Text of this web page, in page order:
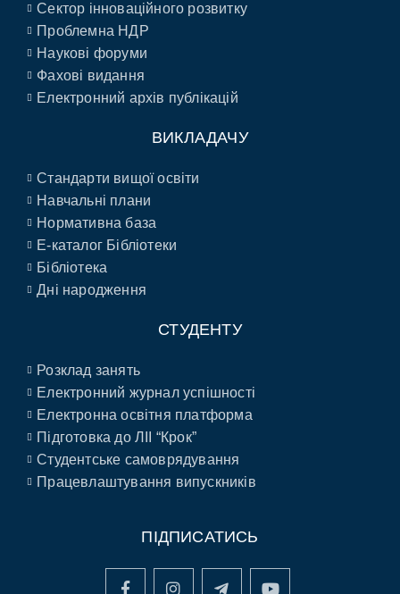
Сектор інноваційного розвитку
Проблемна НДР
Наукові форуми
Фахові видання
Електронний архів публікацій
ВИКЛАДАЧУ
Стандарти вищої освіти
Навчальні плани
Нормативна база
E-каталог Бібліотеки
Бібліотека
Дні народження
СТУДЕНТУ
Розклад занять
Електронний журнал успішності
Електронна освітня платформа
Підготовка до ЛІІ “Крок”
Студентське самоврядування
Працевлаштування випускників
ПІДПИСАТИСЬ